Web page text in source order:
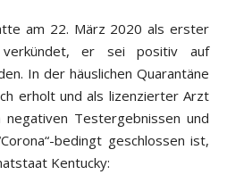
am 22. März 2020 als erster
verkündet, er sei positiv auf
In der häuslichen Quarantäne
erholt und als lizenzierter Arzt
Testergebnissen und
bedingt geschlossen ist,
Kentucky: